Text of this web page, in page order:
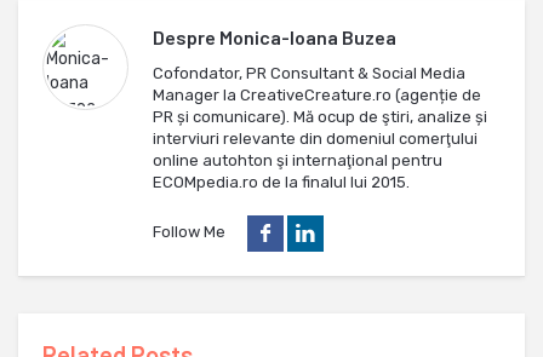
Despre Monica-Ioana Buzea
Cofondator, PR Consultant & Social Media
Manager la CreativeCreature.ro (agenție de
PR și comunicare). Mă ocup de ştiri, analize și
interviuri relevante din domeniul comerţului
online autohton şi internaţional pentru
ECOMpedia.ro de la finalul lui 2015.
Follow Me